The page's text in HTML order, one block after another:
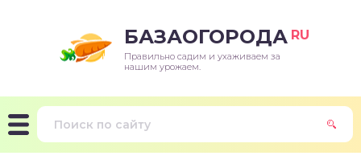
БАЗАОГОРОДА RU
Правильно садим и ухаживаем за
нашим урожаем.